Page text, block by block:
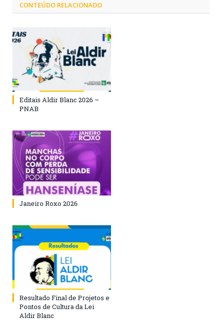
CONTEÚDO RELACIONADO
Editais Aldir Blanc 2026 –
PNAB
Janeiro Roxo 2026
Resultado Final de Projetos e
Pontos de Cultura da Lei
Aldir Blanc